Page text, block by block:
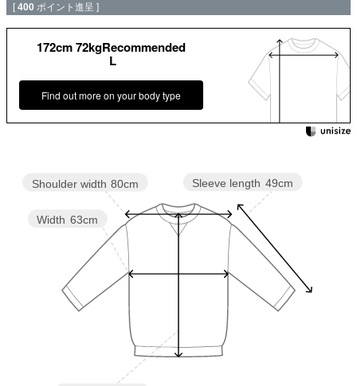
[ 400 ポイント進呈 ]
172cm 72kgRecommended
L
Find out more on your body type
Sleeve length 49cm
Width 63cm
Shoulder width 80cm